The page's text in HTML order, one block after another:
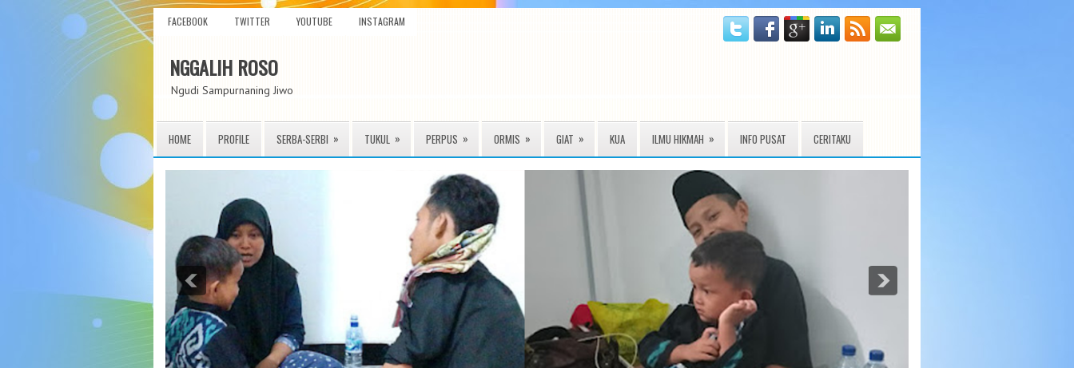
FACEBOOK TWITTER YOUTUBE INSTAGRAM
NGGALIH ROSO
Ngudi Sampurnaning Jiwo
HOME PROFILE SERBA-SERBI » TUKUL » PERPUS » ORMIS » GIAT » KUA ILMU HIKMAH » INFO PUSAT CERITAKU